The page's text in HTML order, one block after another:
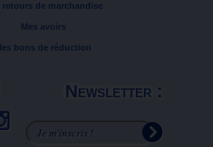
retours de marchandise
Mes avoirs
bons de réduction
Newsletter :